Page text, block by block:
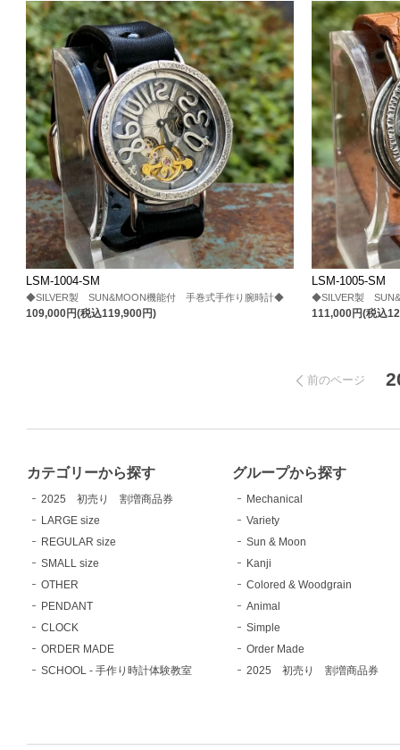
LSM-1004-SM
◆SILVER製 SUN&MOON機能付 手巻式手作り腕時計◆
109,000円(税込119,900円)
LSM-1005-SM
◆SILVER製
111,000円(税込
前のページ
カテゴリーから探す
2025 初売り 割増商品券
LARGE size
REGULAR size
SMALL size
OTHER
PENDANT
CLOCK
ORDER MADE
SCHOOL - 手作り時計体験教室
グループから探す
Mechanical
Variety
Sun & Moon
Kanji
Colored & Woodgrain
Animal
Simple
Order Made
2025 初売り 割増商品券